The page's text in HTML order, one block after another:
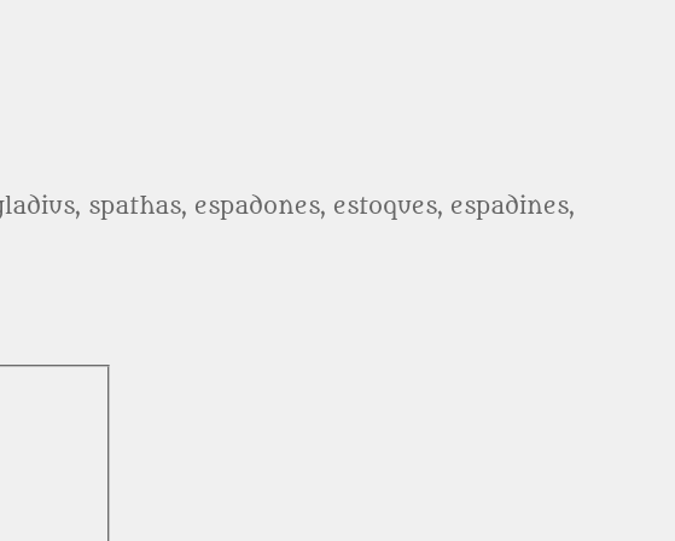
spathas, espadones, estoques, espadines,